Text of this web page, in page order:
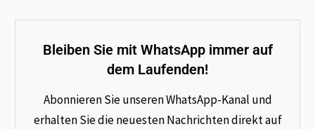
Bleiben Sie mit WhatsApp immer auf
dem Laufenden!
Abonnieren Sie unseren WhatsApp-Kanal und
erhalten Sie die neuesten Nachrichten direkt auf